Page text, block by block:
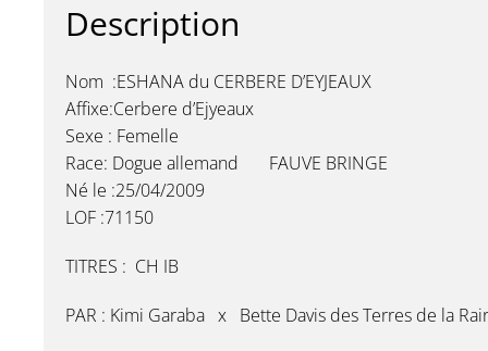
Description
Nom :ESHANA du CERBERE D’EYJEAUX
Affixe:Cerbere d’Ejyeaux
Sexe : Femelle
Race: Dogue allemand FAUVE BRINGE
Né le :25/04/2009
LOF :71150
TITRES : CH IB
PAR : Kimi Garaba x Bette Davis des Terres de la